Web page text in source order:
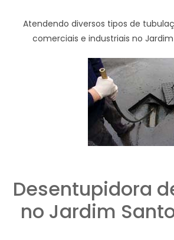
Atendendo diversos tipos de
comerciais e industriais no
Desentupidora
no Jardim